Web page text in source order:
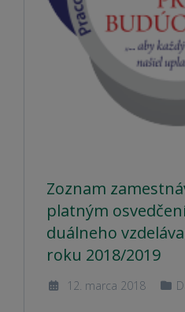
Zoznam
platným
duálneho
roku 2018/2019
12. marca 2018